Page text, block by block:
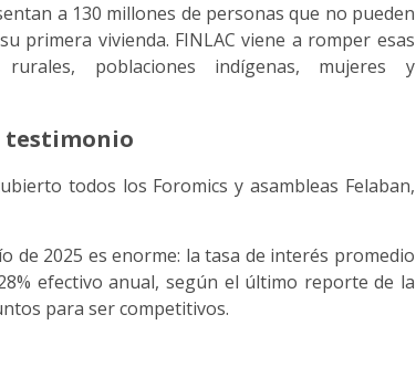
a 130 millones de personas que no pueden
primera vivienda. FINLAC viene a romper esas
rurales, poblaciones indígenas, mujeres y
testimonio
todos los Foromics y asambleas Felaban,
de 2025 es enorme: la tasa de interés promedio
efectivo anual, según el último reporte de la
para ser competitivos.